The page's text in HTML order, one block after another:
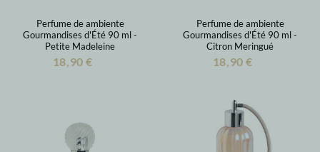
Perfume de ambiente
Gourmandises d'Été 90 ml -
Petite Madeleine
18,90 €
Perfume de ambiente
Gourmandises d'Été 90 ml -
Citron Meringué
18,90 €